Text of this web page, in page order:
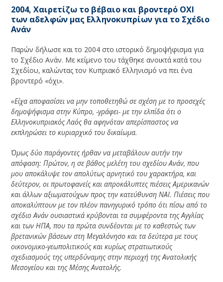
2004, Χαιρετίζω το βέβαιο και βροντερό ΟΧΙ
των αδελφών μας Ελληνοκυπρίων για το Σχέδιο
Ανάν
Παρών δήλωσε και το 2004 στο ιστορικό δημοψήφισμα για
το Σχέδιο Ανάν. Με κείμενο του τάχθηκε ανοικτά κατά του
Σχεδίου, καλώντας τον Κυπριακό Ελληνισμό να πει ένα
βροντερό «όχι».
«Είχα αποφασίσει να μην τοποθετηθώ σε σχέση με το προσεχές
δημοψήφισμα στην Κύπρο, -γράφει- με την ελπίδα ότι ο
Ελληνοκυπριακός Λαός θα αφηνόταν απερίσπαστος να
εκπληρώσει το κυριαρχικό του δικαίωμα.
Όμως δύο παράγοντες ήρθαν να μεταβάλουν αυτήν την
απόφαση: Πρώτον, η σε βάθος μελέτη του σχεδίου Ανάν, που
μου αποκάλυψε τον απολύτως αρνητικό του χαρακτήρα, και
δεύτερον, οι πρωτοφανείς και απροκάλυπτες πιέσεις Αμερικανών
και άλλων αξιωματούχων προς την κατεύθυνση ΝΑΙ. Πιέσεις που
αποκαλύπτουν με τον πλέον πανηγυρικό τρόπο ότι πίσω από το
σχέδιο Ανάν ουσιαστικά κρύβονται τα συμφέροντα της Αγγλίας
και των ΗΠΑ, που τα πρώτα συνδέονται με το καθεστώς των
βρετανικών βάσεων στη Μεγαλόνησο και τα δεύτερα με τους
οικονομικο-γεωπολιτικούς και κυρίως στρατιωτικούς
σχεδιασμούς της υπερδύναμης στην περιοχή της Ανατολικής
Μεσογείου και της Μέσης Ανατολής.